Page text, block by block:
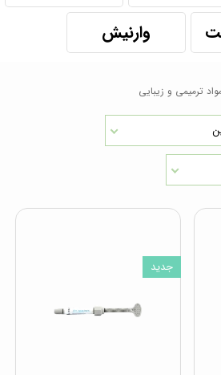
وارنیش
ترمیمی و زیبایی
جدید